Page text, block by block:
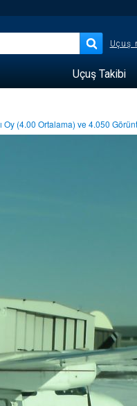
Uçuş
Uçuş Takibi
Oy (4.00 Ortalama) ve4.050